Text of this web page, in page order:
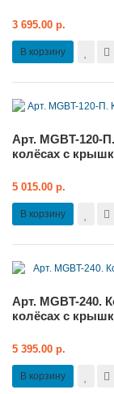
3 695.00 р.
В корзину
Арт. MGBT-120-
колёсах с
5 015.00 р.
В корзину
Арт. MGBT-240.
колёсах с
5 395.00 р.
В корзину